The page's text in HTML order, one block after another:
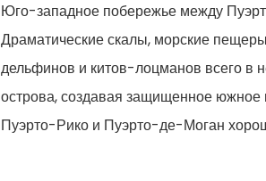
Юго-западное побережье между
Драматические скалы, морские
дельфинов и китов-лоцманов всего в
острова, создавая защищенное
Пуэрто-Рико и Пуэрто-де-Моган